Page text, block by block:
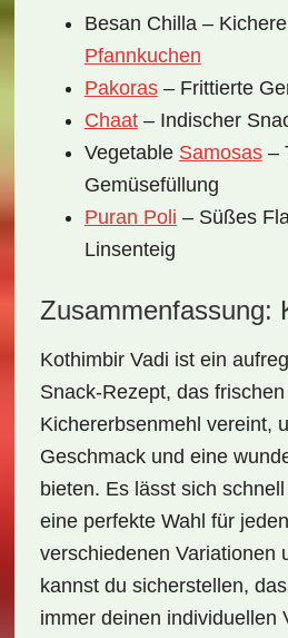
Besan Chilla –
Pfannkuchen
Pakoras– Frittierte
Chaat– Indischer
Vegetable Samosas–
Gemüsefüllung
Puran Poli – Süßes
Linsenteig
Zusammenfassung:
Kothimbir Vadi ist ein
Snack-Rezept, das
Kichererbsenmehl vereint,
Geschmack und eine
bieten. Es lässt sich
eine perfekte Wahl für
verschiedenen Variationen
kannst du sicherstellen,
immer deinen individuellen